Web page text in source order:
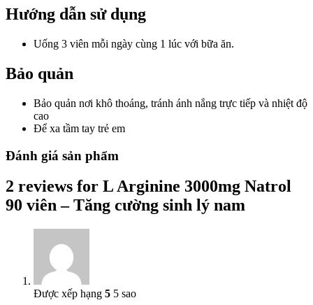
Hướng dẫn sử dụng
Uống 3 viên mỗi ngày cùng 1 lúc với bữa ăn.
Bảo quản
Bảo quản nơi khô thoáng, tránh ánh nắng trực tiếp và nhiệt độ
cao
Để xa tầm tay trẻ em
Đánh giá sản phẩm
2 reviews for L Arginine 3000mg Natrol
90 viên – Tăng cường sinh lý nam
Được xếp hạng 5 5 sao